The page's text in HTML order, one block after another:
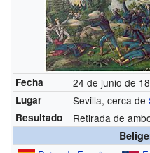
Fecha 24 de junio de
Lugar Sevilla, cerca de
Resultado
Retirada de